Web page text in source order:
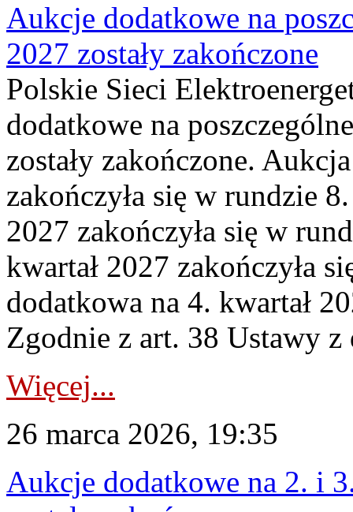
Aukcje dodatkowe na
2027 zostały zakończone
Polskie Sieci
dodatkowe na
zostały zakończone.
zakończyła się w rundzie
2027 zakończyła się w
kwartał 2027 zakończyła
dodatkowa na 4. kwartał
Zgodnie z art. 38 Ustawy
Więcej...
26 marca 2026, 19:35
Aukcje dodatkowe na 2. i